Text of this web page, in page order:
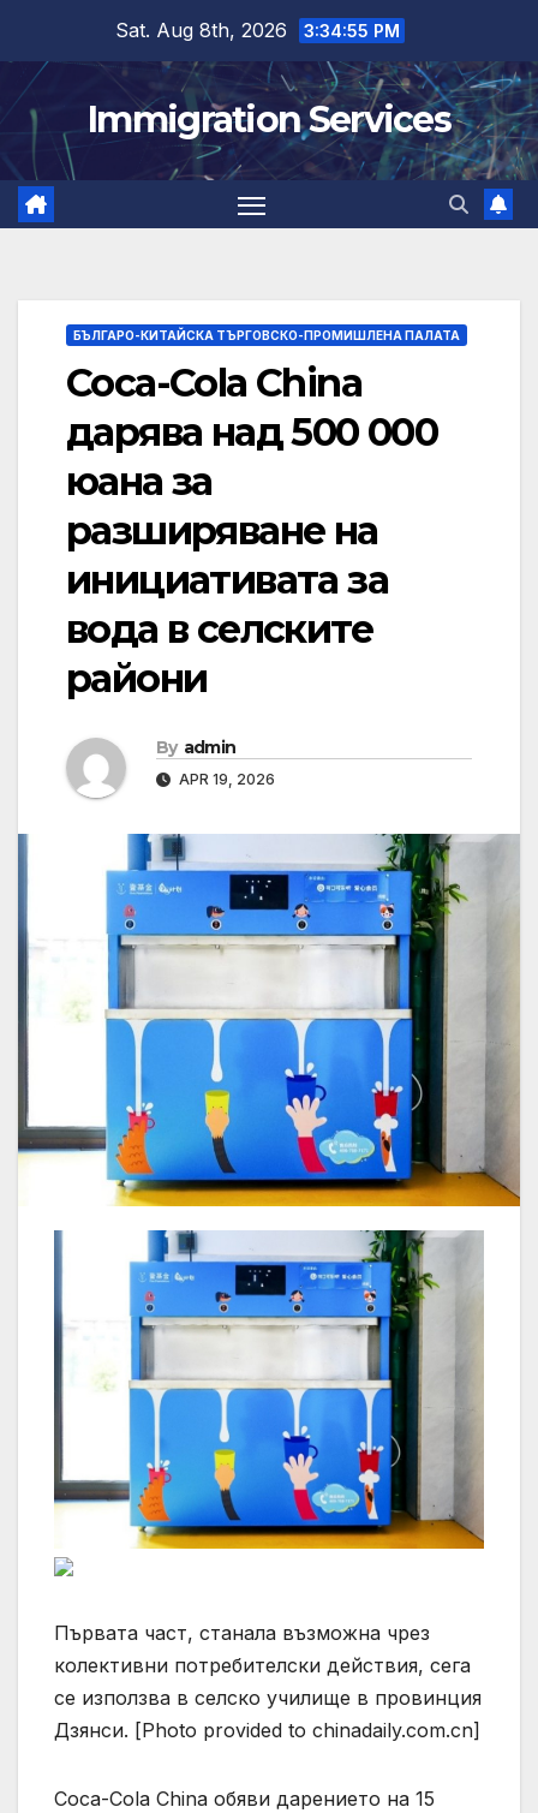
content
Sat. Aug 8th, 2026 3:34:56 PM
Immigration Services
БЪЛГАРО-КИТАЙСКА ТЪРГОВСКО-ПРОМИШЛЕНА ПАЛАТА
Coca-Cola China
дарява над 500 000
юана за
разширяване на
инициативата за
вода в селските
райони
By admin
APR 19, 2026
Първата част, станала възможна чрез
колективни потребителски действия, сега
се използва в селско училище в провинция
Дзянси. [Photo provided to chinadaily.com.cn]
Coca-Cola China обяви дарението на 15